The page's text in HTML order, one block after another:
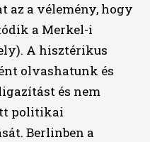
az a vélemény, hogy
a Merkel-i
A hisztérikus
olvashatunk és
és nem
politikai
Berlinben a